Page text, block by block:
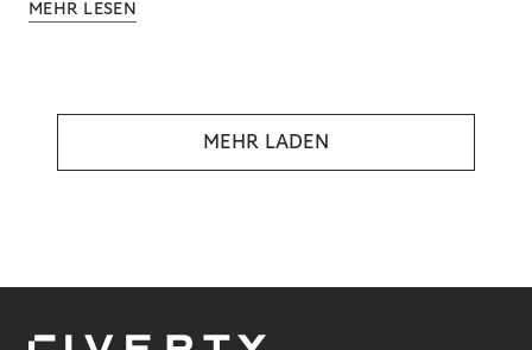
MEHR LESEN
MEHR LADEN